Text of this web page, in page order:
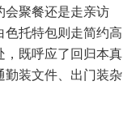
会聚餐还是走亲访
托特包则走简约高
既呼应了回归本真
勤装文件、出门装杂